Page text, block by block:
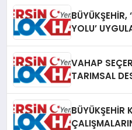
BÜYÜKŞEHİR,
YOLU’
VAHAP
TARIMSAL
BÜYÜKŞEHİR